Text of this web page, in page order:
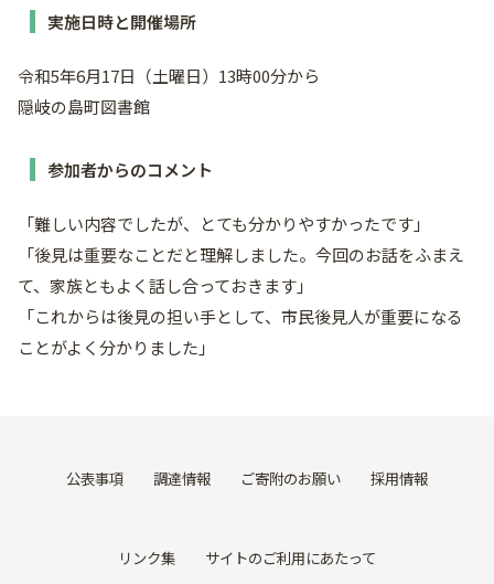
実施日時と開催場所
令和5年6月17日（土曜日）13時00分から
隠岐の島町図書館
参加者からのコメント
「難しい内容でしたが、とても分かりやすかったです」
「後見は重要なことだと理解しました。今回のお話をふまえ
て、家族ともよく話し合っておきます」
「これからは後見の担い手として、市民後見人が重要になる
ことがよく分かりました」
公表事項 調達情報 ご寄附のお願い 採用情報
リンク集
サイトのご利用にあたって